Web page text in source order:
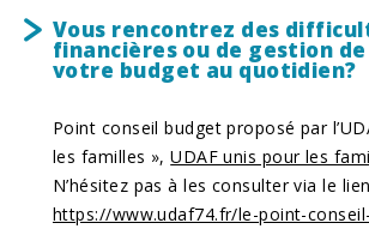
Vous rencontrez des
financières ou de gestion de
votre budget au quotidien?
Point conseil budget proposé par
les familles »,UDAF unis pour les
N’hésitez pas à les consulter via le
https://www.udaf74.fr/le-point-